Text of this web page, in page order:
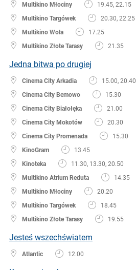
Multikino Młociny
19.45, 22.15
Multikino Targówek
20.30, 22.25
Multikino Wola
17.25
Multikino Złote Tarasy
21.35
Jedna bitwa po drugiej
Cinema City Arkadia
15.00, 20.40
Cinema City Bemowo
15.30
Cinema City Białołęka
21.00
Cinema City Mokotów
20.30
Cinema City Promenada
15.30
KinoGram
13.45
Kinoteka
11.30, 13.30, 20.50
Multikino Atrium Reduta
14.35
Multikino Młociny
20.20
Multikino Targówek
18.45
Multikino Złote Tarasy
19.55
Jesteś wszechświatem
Atlantic 12.00